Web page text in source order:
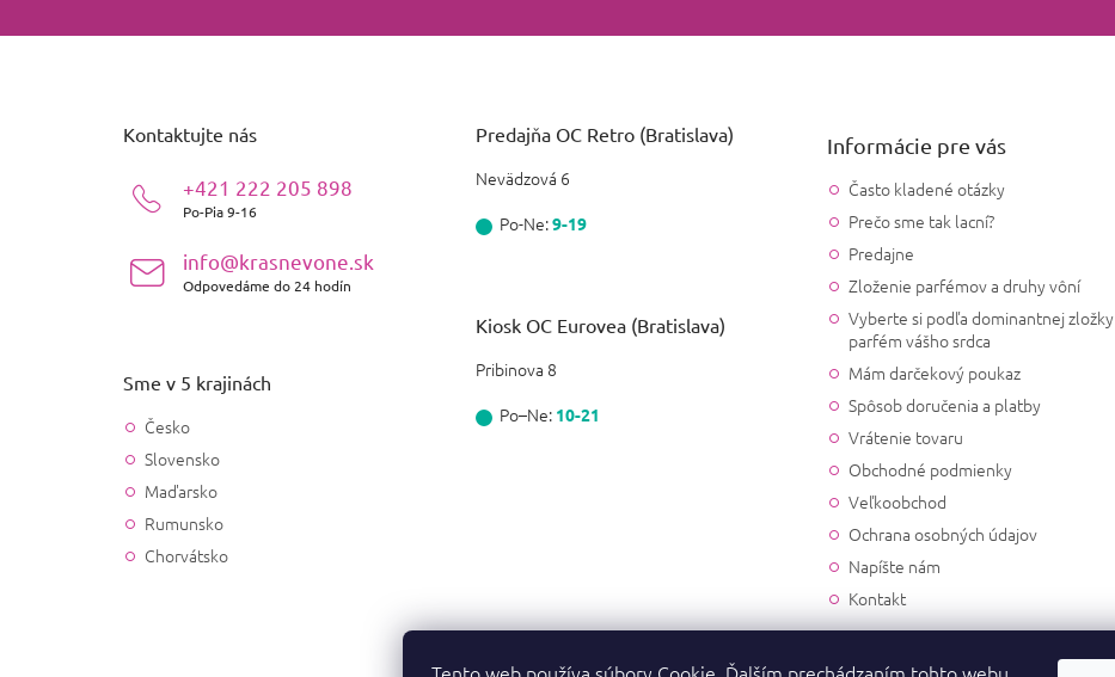
Kontaktujte nás
+421 222 205 898
Po-Pia 9-16
info@krasnevone.sk
Odpovedáme do 24 hodín
Sme v 5 krajinách
Česko
Slovensko
Maďarsko
Rumunsko
Chorvátsko
Predajňa OC Retro (Bratislava)
Nevädzová 6
Po-Ne:9-19
Kiosk OC Eurovea (Bratislava)
Pribinova 8
Po–Ne: 10-21
Informácie pre vás
Často kladené otázky
Prečo sme tak lacní?
Predajne
Zloženie parfémov a druhy vôní
Vyberte si podľa dominantnej zložky
parfém vášho srdca
Mám darčekový poukaz
Spôsob doručenia a platby
Vrátenie tovaru
Obchodné podmienky
Veľkoobchod
Ochrana osobných údajov
Napíšte nám
Kontakt